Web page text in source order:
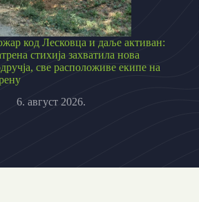
код Лесковца и даље активан:
стихија захватила нова
све расположиве екипе на
6. август 2026.